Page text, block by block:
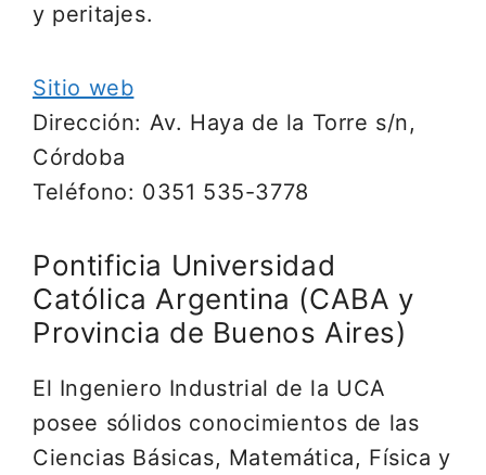
y peritajes.
Sitio web
Dirección: Av. Haya de la Torre s/n,
Córdoba
Teléfono: 0351 535-3778
Pontificia Universidad
Católica Argentina (CABA y
Provincia de Buenos Aires)
El Ingeniero Industrial de la UCA
posee sólidos conocimientos de las
Ciencias Básicas, Matemática, Física y